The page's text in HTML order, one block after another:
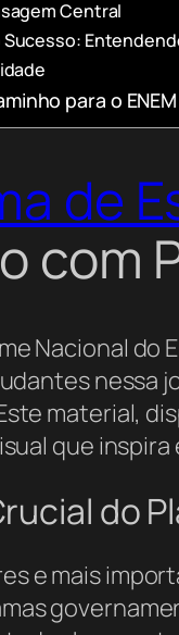
Central
Sucesso:
para o
de
com
Nacional
nessa
material,
que
do
e mais